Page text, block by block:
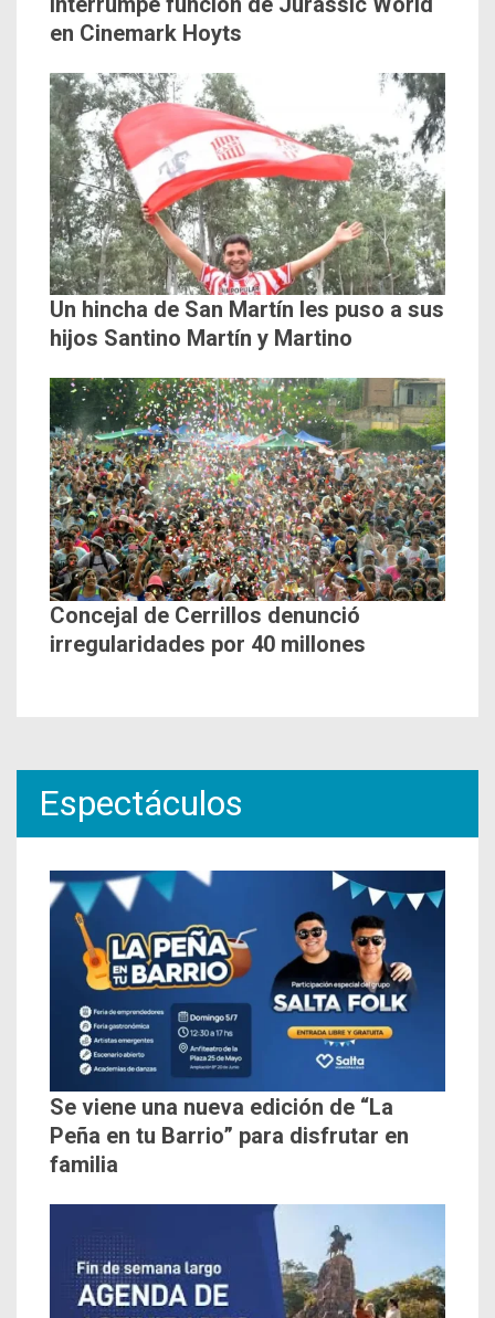
en Cinemark Hoyts
Un hincha de San Martín les puso a sus
hijos Santino Martín y Martino
Concejal de Cerrillos denunció
irregularidades por 40 millones
Espectáculos
Se viene una nueva edición de “La
Peña en tu Barrio” para disfrutar en
familia